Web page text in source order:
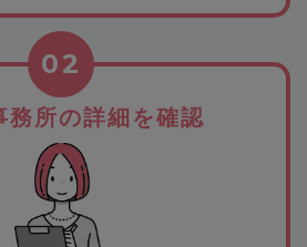
務所の詳細を確認
02